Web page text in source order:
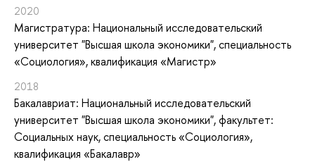
2020
Магистратура: Национальный исследовательский
университет "Высшая школа экономики", специальность
«Социология», квалификация «Магистр»
2018
Бакалавриат: Национальный исследовательский
университет "Высшая школа экономики", факультет:
Социальных наук, специальность «Социология»,
квалификация «Бакалавр»